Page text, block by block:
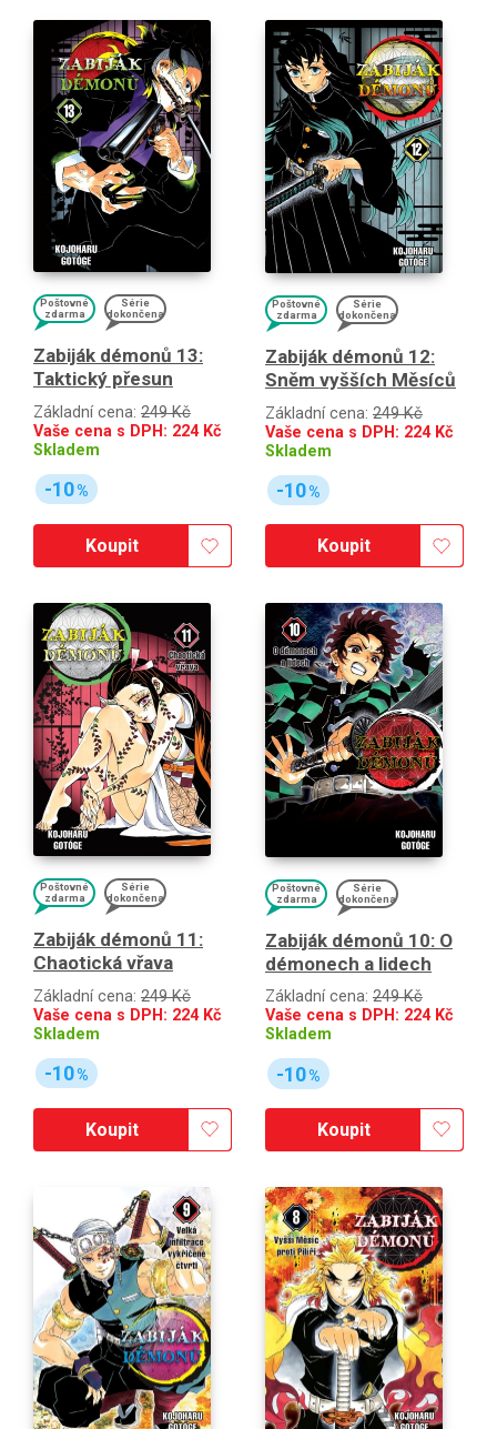
Poštovné
zdarma
Série
dokončena
Zabiják démonů 13:
Taktický přesun
Základní cena: 249 Kč
Vaše cena s DPH: 224Kč
Skladem
-10%
Koupit
Poštovné
zdarma
Série
dokončena
Zabiják démonů 12:
Sněm vyšších Měsíců
Základní cena: 249 Kč
Vaše cena s DPH: 224Kč
Skladem
-10%
Koupit
Poštovné
zdarma
Série
dokončena
Zabiják démonů 11:
Chaotická vřava
Základní cena: 249 Kč
Vaše cena s DPH: 224Kč
Skladem
-10%
Koupit
Poštovné
zdarma
Série
dokončena
Zabiják démonů 10: O
démonech a lidech
Základní cena: 249 Kč
Vaše cena s DPH: 224Kč
Skladem
-10%
Koupit